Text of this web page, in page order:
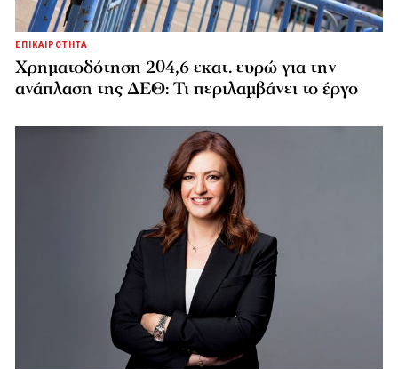
ΕΠΙΚΑΙΡΟΤΗΤΑ
Χρηματοδότηση 204,6 εκατ. ευρώ για την
ανάπλαση της ΔΕΘ: Τι περιλαμβάνει το έργο